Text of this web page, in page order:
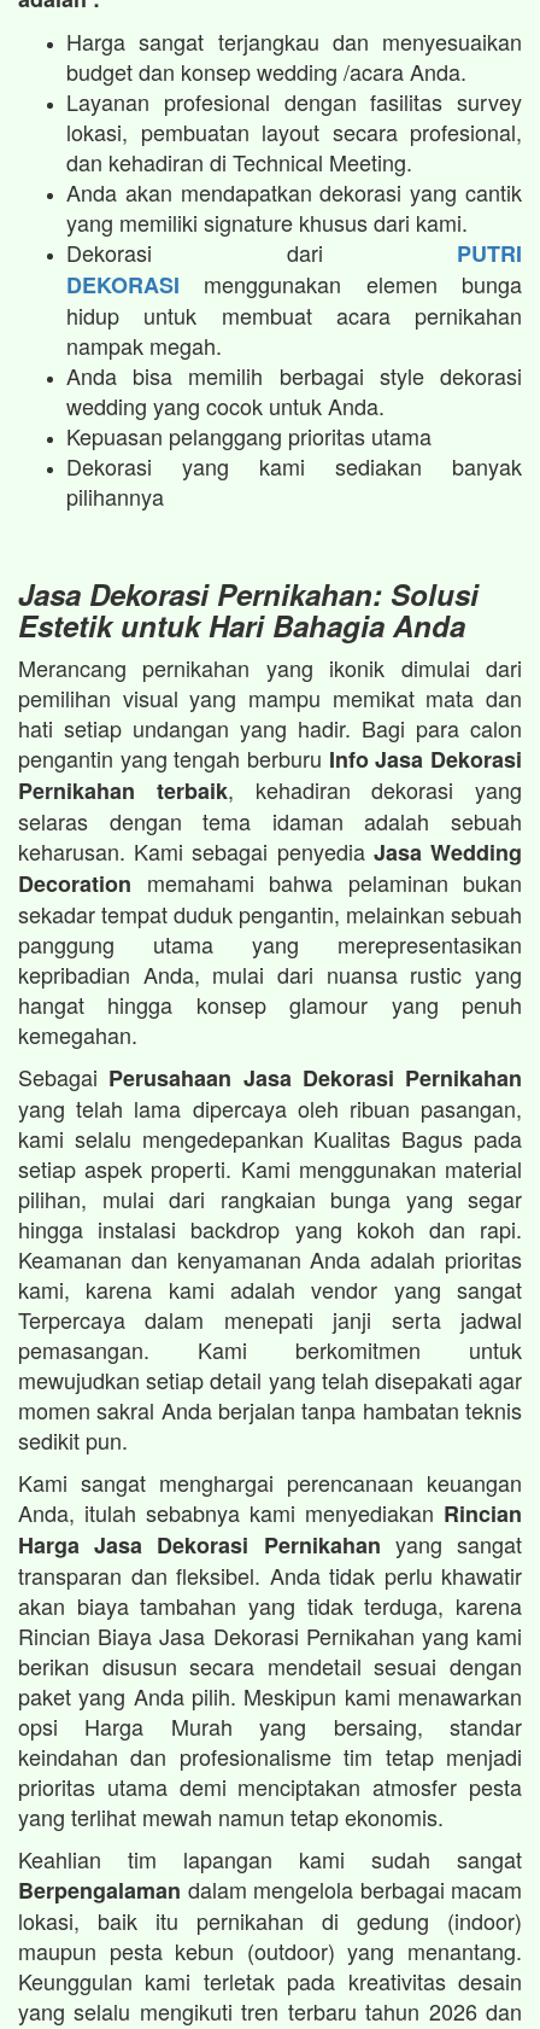
Harga sangat terjangkau dan menyesuaikan
budget dan konsep wedding /acara Anda.
Layanan profesional dengan fasilitas survey
lokasi, pembuatan layout secara profesional,
dan kehadiran di Technical Meeting.
Anda akan mendapatkan dekorasi yang cantik
yang memiliki signature khusus dari kami.
Dekorasi dari PUTRI
DEKORASI menggunakan elemen bunga
hidup untuk membuat acara pernikahan
nampak megah.​
Anda bisa memilih berbagai style dekorasi
wedding yang cocok untuk Anda.
Kepuasan pelanggang prioritas utama
Dekorasi yang kami sediakan banyak
pilihannya
Jasa Dekorasi Pernikahan: Solusi
Estetik untuk Hari Bahagia Anda
Merancang pernikahan yang ikonik dimulai dari
pemilihan visual yang mampu memikat mata dan
hati setiap undangan yang hadir. Bagi para calon
pengantin yang tengah berburu Info Jasa Dekorasi
Pernikahan terbaik, kehadiran dekorasi yang
selaras dengan tema idaman adalah sebuah
keharusan. Kami sebagai penyedia Jasa Wedding
Decoration memahami bahwa pelaminan bukan
sekadar tempat duduk pengantin, melainkan sebuah
panggung utama yang merepresentasikan
kepribadian Anda, mulai dari nuansa rustic yang
hangat hingga konsep glamour yang penuh
kemegahan.
Sebagai Perusahaan Jasa Dekorasi Pernikahan
yang telah lama dipercaya oleh ribuan pasangan,
kami selalu mengedepankan Kualitas Bagus pada
setiap aspek properti. Kami menggunakan material
pilihan, mulai dari rangkaian bunga yang segar
hingga instalasi backdrop yang kokoh dan rapi.
Keamanan dan kenyamanan Anda adalah prioritas
kami, karena kami adalah vendor yang sangat
Terpercaya dalam menepati janji serta jadwal
pemasangan. Kami berkomitmen untuk
mewujudkan setiap detail yang telah disepakati agar
momen sakral Anda berjalan tanpa hambatan teknis
sedikit pun.
Kami sangat menghargai perencanaan keuangan
Anda, itulah sebabnya kami menyediakan Rincian
Harga Jasa Dekorasi Pernikahan yang sangat
transparan dan fleksibel. Anda tidak perlu khawatir
akan biaya tambahan yang tidak terduga, karena
Rincian Biaya Jasa Dekorasi Pernikahan yang kami
berikan disusun secara mendetail sesuai dengan
paket yang Anda pilih. Meskipun kami menawarkan
opsi Harga Murah yang bersaing, standar
keindahan dan profesionalisme tim tetap menjadi
prioritas utama demi menciptakan atmosfer pesta
yang terlihat mewah namun tetap ekonomis.
Keahlian tim lapangan kami sudah sangat
Berpengalaman dalam mengelola berbagai macam
lokasi, baik itu pernikahan di gedung (indoor)
maupun pesta kebun (outdoor) yang menantang.
Keunggulan kami terletak pada kreativitas desain
yang selalu mengikuti tren terbaru tahun 2026 dan